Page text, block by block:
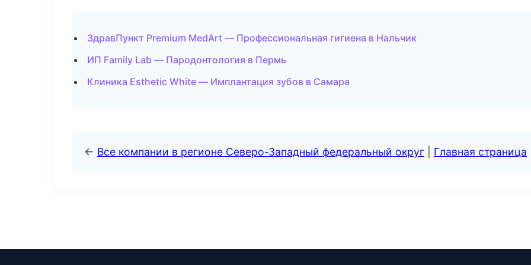
ЗдравПункт Premium MedArt — Профессиональная гигиена в Нальчик
ИП Family Lab — Пародонтология в Пермь
Клиника Esthetic White — Имплантация зубов в Самара
← Все компании в регионе Северо-Западный федеральный округ Главная страница